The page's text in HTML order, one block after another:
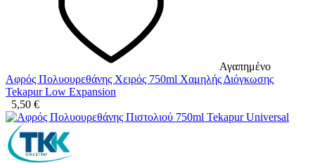
Αγαπημένο
Αφρός Πολυουρεθάνης Χειρός 750ml Χαμηλής Διόγκωσης
Tekapur Low Expansion
5,50 €